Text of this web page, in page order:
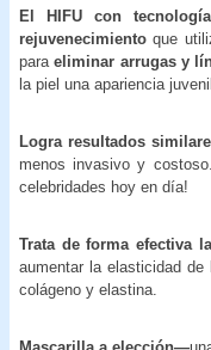
El HIFU con
rejuvenecimientoque
paraeliminar arrugas y
la piel una apariencia juvenil.
Logra resultados
menos invasivo y
celebridades hoy en día!
Trata de forma efectiva
aumentar la elasticidad
colágeno y elastina.